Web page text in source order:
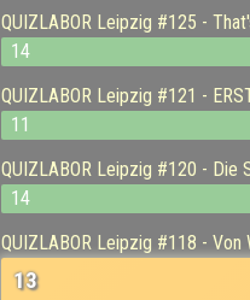
QUIZLABOR Leipzig #125 -
14
QUIZLABOR Leipzig #121 -
11
QUIZLABOR Leipzig #120 -
14
QUIZLABOR Leipzig #118 -
13